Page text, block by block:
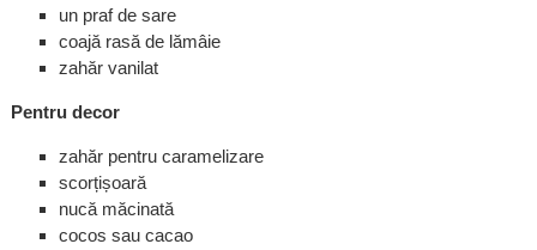
un praf de sare
coajă rasă de lămâie
zahăr vanilat
Pentru decor
zahăr pentru caramelizare
scorțișoară
nucă măcinată
cocos sau cacao